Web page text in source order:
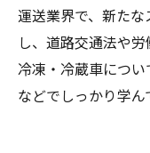
運送業界で、新た
し、道路交通法や
冷凍・冷蔵車につ
などでしっかり学ん